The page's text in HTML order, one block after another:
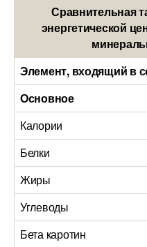
Сравнительная
энергетической
Элемент, входящий в
Основное
Калории
Белки
Жиры
Углеводы
Бета каротин